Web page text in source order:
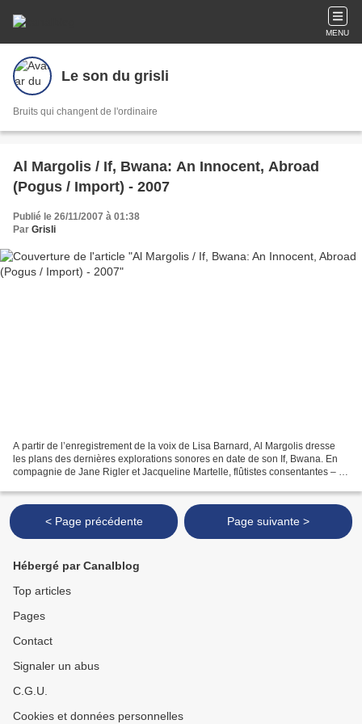
MENU
Le son du grisli
Bruits qui changent de l'ordinaire
Al Margolis / If, Bwana: An Innocent, Abroad
(Pogus / Import) - 2007
Publié le 26/11/2007 à 01:38
Par Grisli
A partir de l’enregistrement de la voix de Lisa Barnard, Al Margolis dresse
les plans des dernières explorations sonores en date de son If, Bwana. En
compagnie de Jane Rigler et Jacqueline Martelle, flûtistes consentantes – et
< Page précédente Page suivante >
Hébergé par Canalblog
Top articles
Pages
Contact
Signaler un abus
C.G.U.
Cookies et données personnelles